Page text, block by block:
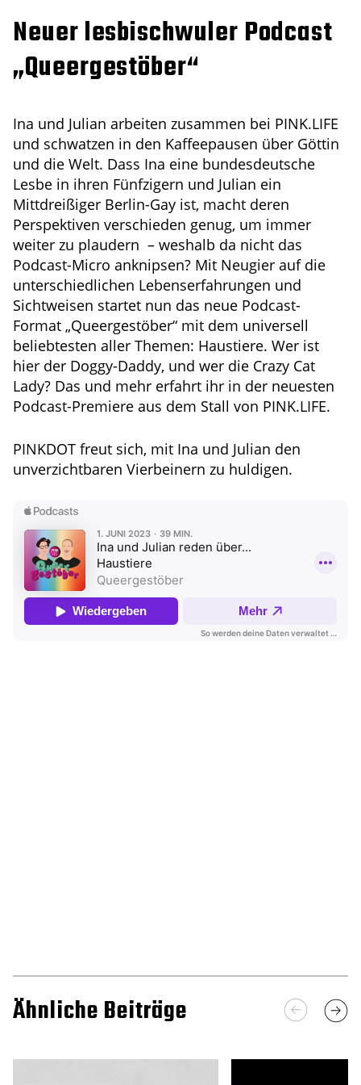
Neuer lesbischwuler Podcast
„Queergestöber“
Ina und Julian arbeiten zusammen bei PINK.LIFE
und schwatzen in den Kaffeepausen über Göttin
und die Welt. Dass Ina eine bundesdeutsche
Lesbe in ihren Fünfzigern und Julian ein
Mittdreißiger Berlin-Gay ist, macht deren
Perspektiven verschieden genug, um immer
weiter zu plaudern – weshalb da nicht das
Podcast-Micro anknipsen? Mit Neugier auf die
unterschiedlichen Lebenserfahrungen und
Sichtweisen startet nun das neue Podcast-
Format „Queergestöber“ mit dem universell
beliebtesten aller Themen: Haustiere. Wer ist
hier der Doggy-Daddy, und wer die Crazy Cat
Lady? Das und mehr erfahrt ihr in der neuesten
Podcast-Premiere aus dem Stall von PINK.LIFE.
PINKDOT freut sich, mit Ina und Julian den
unverzichtbaren Vierbeinern zu huldigen.
Ähnliche Beiträge